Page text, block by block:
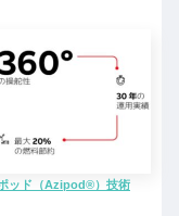
ッド（Azipod®）技術